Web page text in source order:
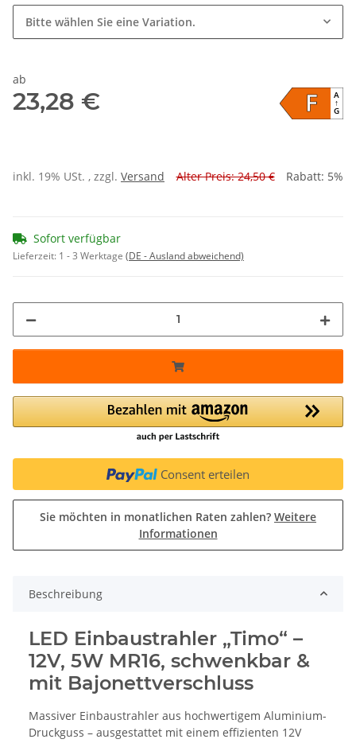
Bitte wählen Sie eine Variation.
ab
23,28 € A
↑
G
F
inkl. 19% USt. , zzgl. Versand Alter Preis: 24,50 € Rabatt: 5%
Sofort verfügbar
Lieferzeit: 1 - 3 Werktage (DE - Ausland abweichend)
Consent erteilen
Sie möchten in monatlichen Raten zahlen? Weitere
Informationen
Beschreibung
LED Einbaustrahler „Timo“ –
12V, 5W MR16, schwenkbar &
mit Bajonettverschluss
Massiver Einbaustrahler aus hochwertigem Aluminium-
Druckguss – ausgestattet mit einem effizienten 12V